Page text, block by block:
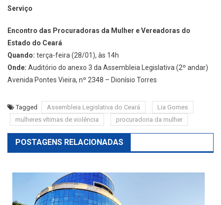
Serviço
Encontro das Procuradoras da Mulher e Vereadoras do
Estado do Ceará
Quando: terça-feira (28/01), às 14h
Onde: Auditório do anexo 3 da Assembleia Legislativa (2º andar)
Avenida Pontes Vieira, nº 2348 – Dionísio Torres
Tagged Assembleia Legislativa do Ceará
Lia Gomes
mulheres vítimas de violência
procuradoria da mulher
POSTAGENS RELACIONADAS